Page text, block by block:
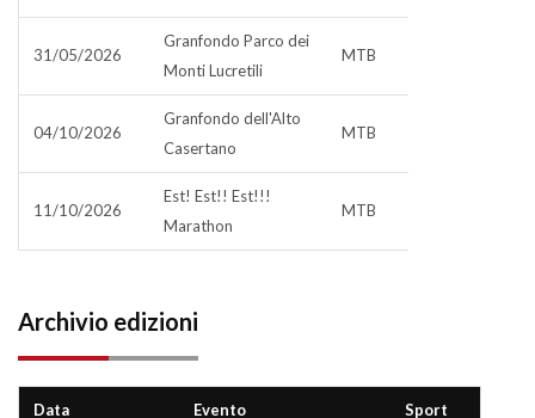
31/05/2026
Granfondo Parco dei
Monti Lucretili
MTB
04/10/2026
Granfondo dell'Alto
Casertano
MTB
11/10/2026
Est! Est!! Est!!!
Marathon
MTB
Archivio edizioni
Data Evento Sport